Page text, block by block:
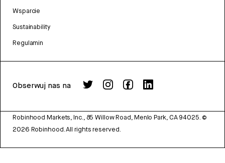
Wsparcie
Sustainability
Regulamin
Obserwuj nas na
Robinhood Markets, Inc., 85 Willow Road, Menlo Park, CA 94025. ©
2026 Robinhood. All rights reserved.